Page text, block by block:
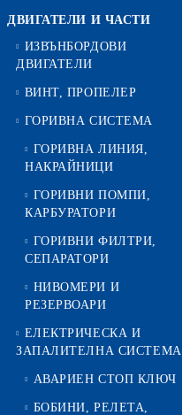
ДВИГАТЕЛИ И ЧАСТИ
ИЗВЪНБОРДОВИ
ДВИГАТЕЛИ
ВИНТ, ПРОПЕЛЕР
ГОРИВНА СИСТЕМА
ГОРИВНА ЛИНИЯ,
НАКРАЙНИЦИ
ГОРИВНИ ПОМПИ,
КАРБУРАТОРИ
ГОРИВНИ ФИЛТРИ,
СЕПАРАТОРИ
НИВОМЕРИ И
РЕЗЕРВОАРИ
ЕЛЕКТРИЧЕСКА И
ЗАПАЛИТЕЛНА СИСТЕМА
АВАРИЕН СТОП КЛЮЧ
БОБИНИ, РЕЛЕТА,